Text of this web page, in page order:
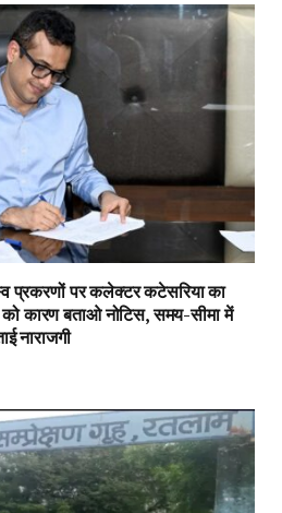
प्रकरणों पर कलेक्टर कटेसरिया का
कारण बताओ नोटिस, समय-सीमा में
नाराजगी